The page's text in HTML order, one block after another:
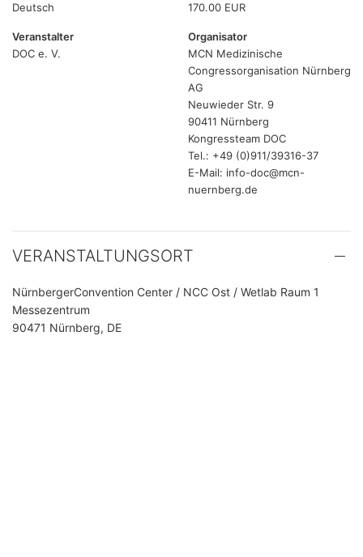
Deutsch
170.00 EUR
Veranstalter
DOC e. V.
Organisator
MCN Medizinische
Congressorganisation Nürnberg
AG
Neuwieder Str. 9
90411 Nürnberg
Kongressteam DOC
Tel.: +49 (0)911/39316-37
E-Mail: info-doc@mcn-
nuernberg.de
VERANSTALTUNGSORT
NürnbergerConvention Center / NCC Ost / Wetlab Raum 1
Messezentrum
90471 Nürnberg, DE